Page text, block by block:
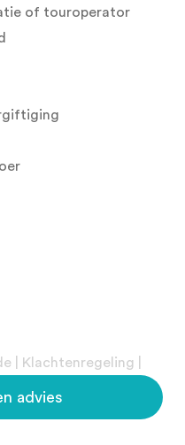
advies
of touroperator
| Klachtenregeling
| Privacyverklaring